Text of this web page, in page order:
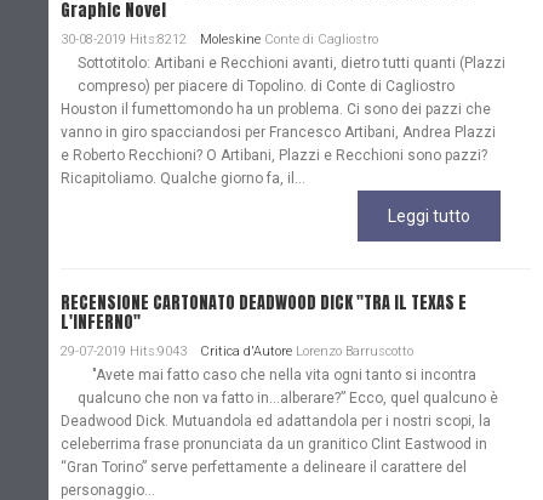
Graphic Novel
30-08-2019 Hits:8212 Moleskine Conte di Cagliostro
Sottotitolo: Artibani e Recchioni avanti, dietro tutti quanti (Plazzi
compreso) per piacere di Topolino. di Conte di Cagliostro
Houston il fumettomondo ha un problema. Ci sono dei pazzi che
vanno in giro spacciandosi per Francesco Artibani, Andrea Plazzi
e Roberto Recchioni? O Artibani, Plazzi e Recchioni sono pazzi?
Ricapitoliamo. Qualche giorno fa, il...
Leggi tutto
RECENSIONE CARTONATO DEADWOOD DICK "TRA IL TEXAS E
L'INFERNO"
29-07-2019 Hits:9043 Critica d'Autore Lorenzo Barruscotto
"Avete mai fatto caso che nella vita ogni tanto si incontra
qualcuno che non va fatto in…alberare?” Ecco, quel qualcuno è
Deadwood Dick. Mutuandola ed adattandola per i nostri scopi, la
celeberrima frase pronunciata da un granitico Clint Eastwood in
“Gran Torino” serve perfettamente a delineare il carattere del
personaggio...